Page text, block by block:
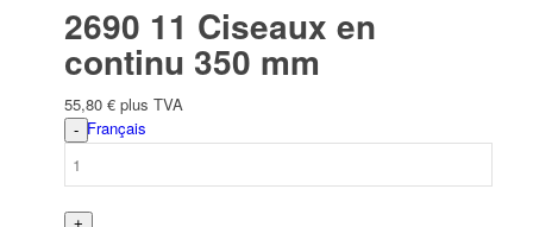
Français
2690 11 Ciseaux en
continu 350 mm
55,80 € plus TVA